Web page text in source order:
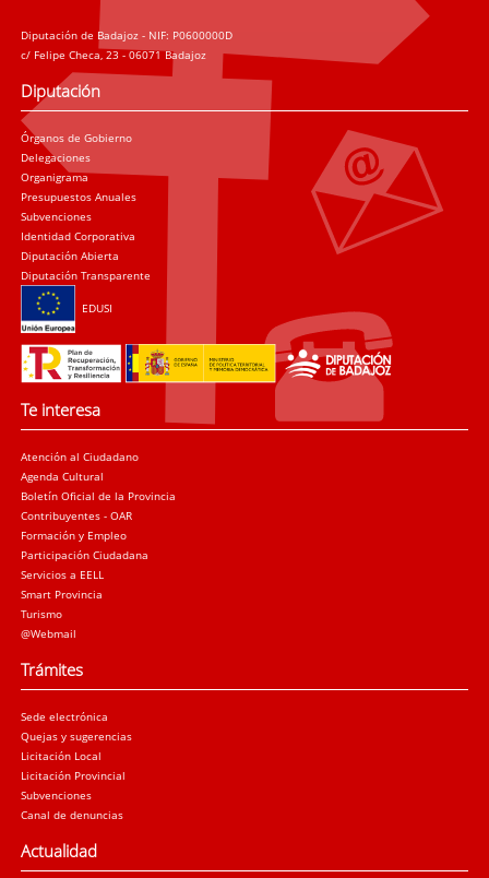
Diputación de Badajoz - NIF: P0600000D
c/ Felipe Checa, 23 - 06071 Badajoz
Diputación
Órganos de Gobierno
Delegaciones
Organigrama
Presupuestos Anuales
Subvenciones
Identidad Corporativa
Diputación Abierta
Diputación Transparente
EDUSI
Te interesa
Atención al Ciudadano
Agenda Cultural
Boletín Oficial de la Provincia
Contribuyentes - OAR
Formación y Empleo
Participación Ciudadana
Servicios a EELL
Smart Provincia
Turismo
@Webmail
Trámites
Sede electrónica
Quejas y sugerencias
Licitación Local
Licitación Provincial
Subvenciones
Canal de denuncias
Actualidad